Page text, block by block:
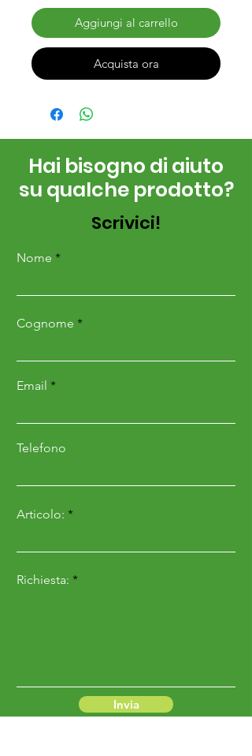
Aggiungi al carrello
Acquista ora
Hai bisogno di aiuto
su qualche prodotto?
Scrivici!
Nome
Cognome
Email
Telefono
Articolo:
Richiesta:
Invia